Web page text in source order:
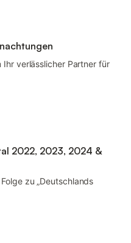
verlässlicher Partner für
2022, 2023, 2024 &
zu „Deutschlands